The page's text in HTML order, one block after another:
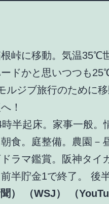
峠に移動。気温35℃
ドかと思いつつも
ルジブ旅行のために
！
時半起床。家事一般。
食。庭整備。農園－
ラマ鑑賞。阪神タイ
半貯金1で終了。 後
）
（WSJ） （